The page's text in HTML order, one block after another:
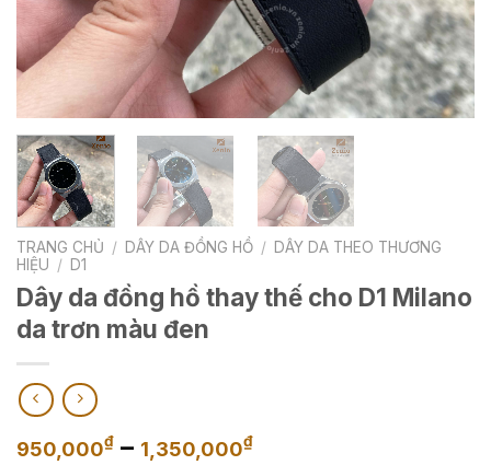
TRANG CHỦ / DÂY DA ĐỒNG HỒ / DÂY DA THEO THƯƠNG
HIỆU / D1
Dây da đồng hồ thay thế cho D1 Milano
da trơn màu đen
950,000₫ – 1,350,000₫Khoảng